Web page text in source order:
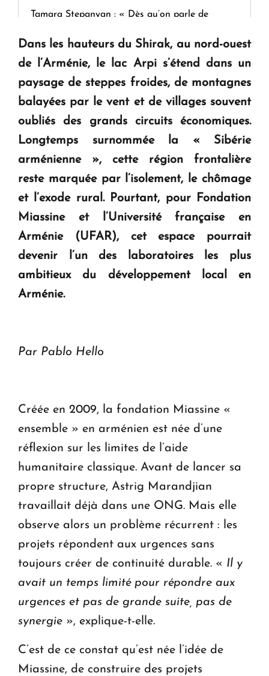
Tamara Stepanyan : « Dès qu’on parle de
" Tant qu'il n'existe pas d'alternative concrète, la
question d'un référendum ne se pose pas. "
KASA : 30 ans d'audace, de résilience et d'avenir
en Arménie
Dans les hauteurs du Shirak, au nord-ouest
de l’Arménie, le lac Arpi s’étend dans un
paysage de steppes froides, de montagnes
balayées par le vent et de villages souvent
oubliés des grands circuits économiques.
Longtemps surnommée la « Sibérie
arménienne », cette région frontalière
reste marquée par l’isolement, le chômage
et l’exode rural. Pourtant, pour Fondation
Miassine et l’Université française en
Arménie (UFAR), cet espace pourrait
devenir l’un des laboratoires les plus
ambitieux du développement local en
Arménie.
Par Pablo Hello
Créée en 2009, la fondation Miassine «
ensemble » en arménien est née d’une
réflexion sur les limites de l’aide
humanitaire classique. Avant de lancer sa
propre structure, Astrig Marandjian
travaillait déjà dans une ONG. Mais elle
observe alors un problème récurrent : les
projets répondent aux urgences sans
toujours créer de continuité durable. « Il y
avait un temps limité pour répondre aux
urgences et pas de grande suite, pas de
synergie », explique-t-elle.
C’est de ce constat qu’est née l’idée de
Miassine, de construire des projets